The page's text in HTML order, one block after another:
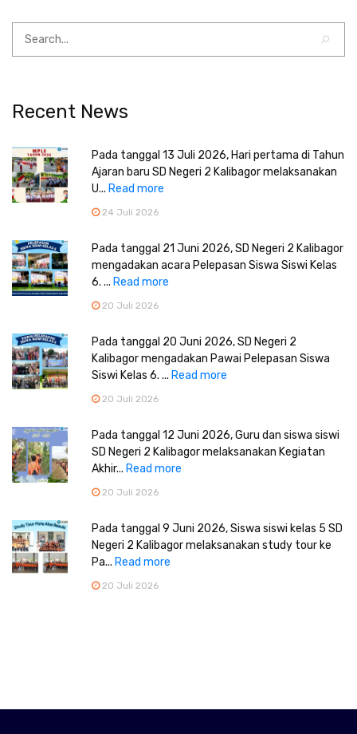
Recent News
Pada tanggal 13 Juli 2026, Hari pertama di Tahun
Ajaran baru SD Negeri 2 Kalibagor melaksanakan
U... Read more
24 Juli 2026
Pada tanggal 21 Juni 2026, SD Negeri 2 Kalibagor
mengadakan acara Pelepasan Siswa Siswi Kelas
6. ... Read more
20 Juli 2026
Pada tanggal 20 Juni 2026, SD Negeri 2
Kalibagor mengadakan Pawai Pelepasan Siswa
Siswi Kelas 6. ... Read more
20 Juli 2026
Pada tanggal 12 Juni 2026, Guru dan siswa siswi
SD Negeri 2 Kalibagor melaksanakan Kegiatan
Akhir... Read more
20 Juli 2026
Pada tanggal 9 Juni 2026, Siswa siswi kelas 5 SD
Negeri 2 Kalibagor melaksanakan study tour ke
Pa... Read more
20 Juli 2026